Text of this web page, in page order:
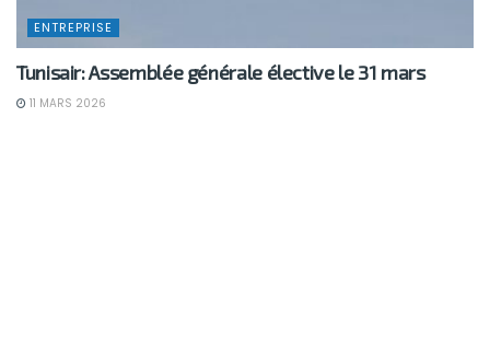
ENTREPRISE
Tunisair: Assemblée générale élective le 31 mars
11 MARS 2026